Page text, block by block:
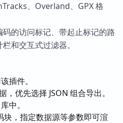
、Overland、GPX 格
的访问标记、带起止标记的路
和交互式过滤器。
插件。
优先选择 JSON 组合导出。
中。
块，指定数据源等参数即可渲